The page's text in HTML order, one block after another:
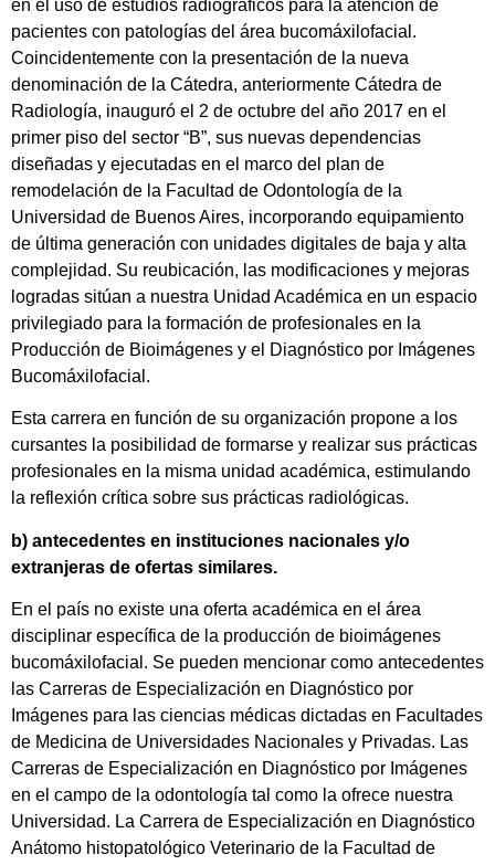
en el uso de estudios radiográficos para la atención de
pacientes con patologías del área bucomáxilofacial.
Coincidentemente con la presentación de la nueva
denominación de la Cátedra, anteriormente Cátedra de
Radiología, inauguró el 2 de octubre del año 2017 en el
primer piso del sector “B”, sus nuevas dependencias
diseñadas y ejecutadas en el marco del plan de
remodelación de la Facultad de Odontología de la
Universidad de Buenos Aires, incorporando equipamiento
de última generación con unidades digitales de baja y alta
complejidad. Su reubicación, las modificaciones y mejoras
logradas sitúan a nuestra Unidad Académica en un espacio
privilegiado para la formación de profesionales en la
Producción de Bioimágenes y el Diagnóstico por Imágenes
Bucomáxilofacial.
Esta carrera en función de su organización propone a los
cursantes la posibilidad de formarse y realizar sus prácticas
profesionales en la misma unidad académica, estimulando
la reflexión crítica sobre sus prácticas radiológicas.
b) antecedentes en instituciones nacionales y/o
extranjeras de ofertas similares.
En el país no existe una oferta académica en el área
disciplinar específica de la producción de bioimágenes
bucomáxilofacial. Se pueden mencionar como antecedentes
las Carreras de Especialización en Diagnóstico por
Imágenes para las ciencias médicas dictadas en Facultades
de Medicina de Universidades Nacionales y Privadas. Las
Carreras de Especialización en Diagnóstico por Imágenes
en el campo de la odontología tal como la ofrece nuestra
Universidad. La Carrera de Especialización en Diagnóstico
Anátomo histopatológico Veterinario de la Facultad de